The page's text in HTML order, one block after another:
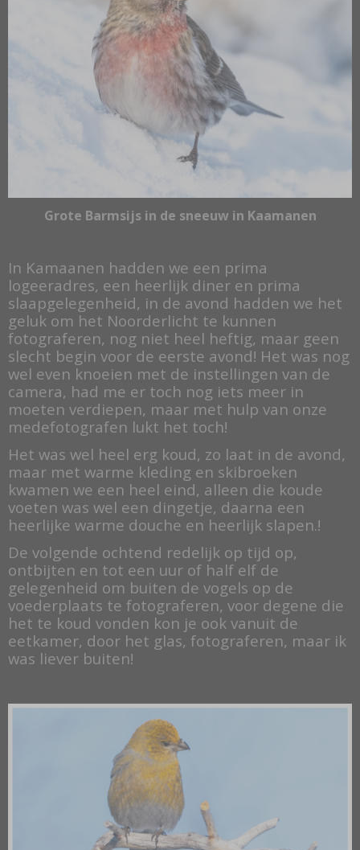
Grote Barmsijs in de sneeuw in Kaamanen
In Kamaanen hadden we een prima
logeeradres, een heerlijk diner en prima
slaapgelegenheid, in de avond hadden we het
geluk om het Noorderlicht te kunnen
fotograferen, nog niet heel heftig, maar geen
slecht begin voor de eerste avond! Het was nog
wel even knoeien met de instellingen van de
camera, had me er toch nog iets meer in
moeten verdiepen, maar met hulp van onze
medefotografen lukt het toch!
Het was wel heel erg koud, zo laat in de avond,
maar met warme kleding en skibroeken
kwamen we een heel eind, alleen die koude
voeten was wel een dingetje, daarna een
heerlijke warme douche en heerlijk slapen.!
De volgende ochtend redelijk op tijd op,
ontbijten en tot een uur of half elf de
gelegenheid om buiten de vogels op de
voederplaats te fotograferen, voor degene die
het te koud vonden kon je ook vanuit de
eetkamer, door het glas, fotograferen, maar ik
was liever buiten!